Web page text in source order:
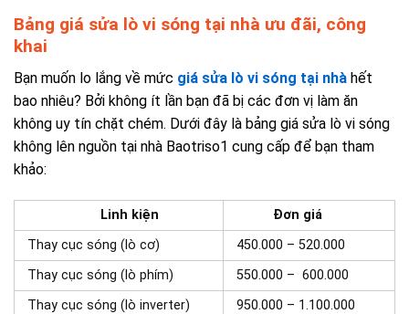
Bảng giá sửa lò vi sóng tại nhà ưu đãi, công
khai
Bạn muốn lo lắng về mức giá sửa lò vi sóng tại nhà hết
bao nhiêu? Bởi không ít lần bạn đã bị các đơn vị làm ăn
không uy tín chặt chém. Dưới đây là bảng giá sửa lò vi sóng
không lên nguồn tại nhà Baotriso1 cung cấp để bạn tham
khảo:
Linh kiện
Đơn giá
Thay cục sóng (lò cơ)
450.000 – 520.000
Thay cục sóng (lò phím)
550.000 – 600.000
Thay cục sóng (lò inverter)
950.000 – 1.100.000